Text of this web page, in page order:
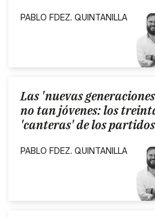
PABLO FDEZ. QUINTANILLA
Las 'nuevas
no tan jóvenes: los
'canteras' de los partidos
PABLO FDEZ. QUINTANILLA